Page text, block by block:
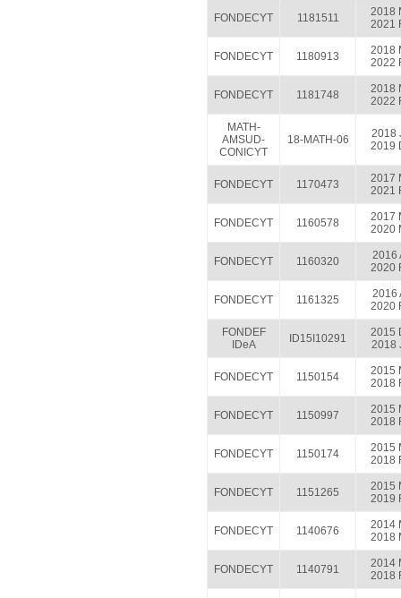
FONDECYT 1181511
2018
2021
FONDECYT 1180913
2018
2022
FONDECYT 1181748
2018
2022
MATH-
AMSUD-
CONICYT
18-MATH-06
2018
2019
FONDECYT 1170473
2017
2021
FONDECYT 1160578
2017
2020
FONDECYT 1160320
2016
2020
FONDECYT 1161325
2016
2020
FONDEF
IDeA
ID15I10291
2015
2018
FONDECYT 1150154
2015
2018
FONDECYT 1150997
2015
2018
FONDECYT 1150174
2015
2018
FONDECYT 1151265
2015
2019
FONDECYT 1140676
2014
2018
FONDECYT 1140791
2014
2018